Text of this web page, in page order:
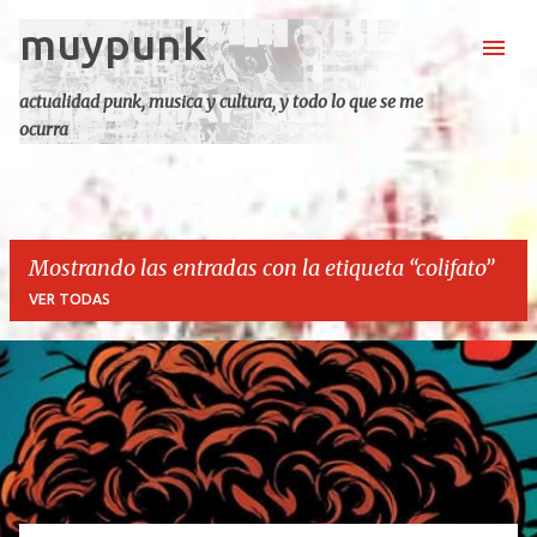
Ir al contenido principal
muypunk
actualidad punk, musica y cultura, y todo lo que se me
ocurra
Mostrando las entradas con la etiqueta colifato
VER TODAS
E
t
r
a